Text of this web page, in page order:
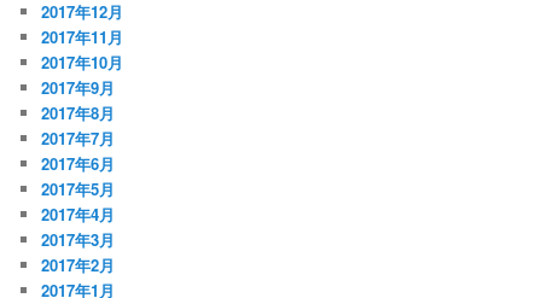
2017年12月
2017年11月
2017年10月
2017年9月
2017年8月
2017年7月
2017年6月
2017年5月
2017年4月
2017年3月
2017年2月
2017年1月